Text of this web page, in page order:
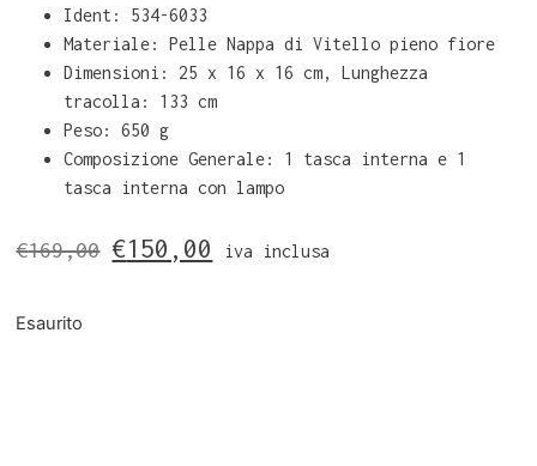
Ident: 534-6033
Materiale: Pelle Nappa di Vitello pieno fiore
Dimensioni: 25 x 16 x 16 cm, Lunghezza
tracolla: 133 cm
Peso: 650 g
Composizione Generale: 1 tasca interna e 1
tasca interna con lampo
€169,00 €150,00 iva inclusa
Esaurito